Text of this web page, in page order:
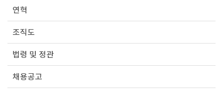
연혁
조직도
법령 및 정관
채용공고